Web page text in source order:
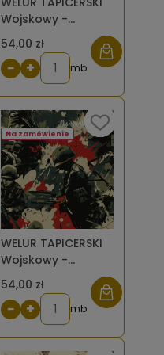
Wojskowy -
żołnierze z
brązowymi
karabinami,
czerwone
rozpryski [6-8]
54,00 zł
− + mb
WELUR TAPICERSKI
Wojskowy -
żołnierze z
karabinami na
ciemnej zieleni,
beżu i czerwieni
[6-8]
54,00 zł
Na zamówienie
− + mb